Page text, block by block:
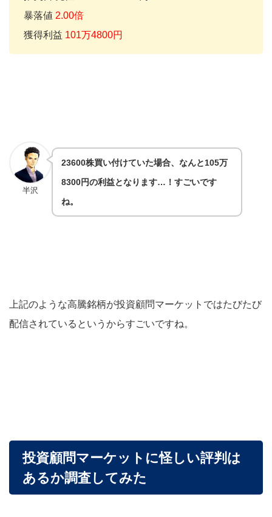
暴落値 2.00倍
獲得利益 101万4800円
半沢
23600株買い付けていた場合、なんと105万
8300円の利益となります…！すごいです
ね。
上記のような高騰銘柄が投資顧問マーケットではたびたび
配信されているというからすごいですね。
投資顧問マーケットに怪しい評判は
あるか調査してみた